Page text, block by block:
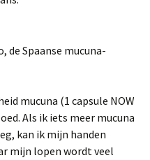
de Spaanse mucuna-
mucuna (1 capsule NOW
Als ik iets meer mucuna
kan ik mijn handen
mijn lopen wordt veel